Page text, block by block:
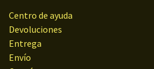
Centro de ayuda
Devoluciones
Entrega
Envío